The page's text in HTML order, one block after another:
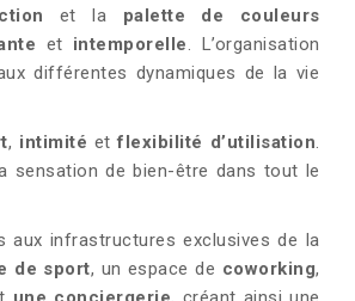
et la palette de couleurs
et intemporelle. L’organisation
différentes dynamiques de la vie
, intimité etflexibilité d’utilisation.
sensation de bien-être dans tout le
aux infrastructures exclusives de la
de sport, un espace de coworking,